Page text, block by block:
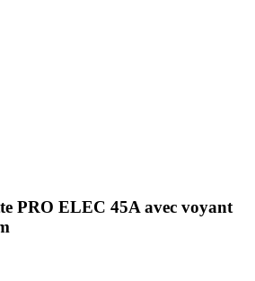
PRO ELEC 45A avec voyant